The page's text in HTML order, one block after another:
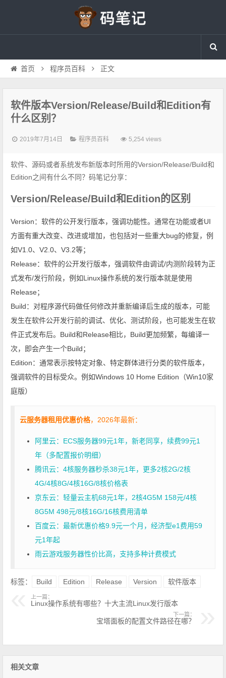
首页 程序员百科 正文
软件版本Version/Release/Build和Edition有
什么区别？
2019年7月14日 程序员百科 5,254 views
软件、源码或者系统发布新版本时所用的Version/Release/Build和
Edition之间有什么不同？码笔记分享：
Version/Release/Build和Edition的区别
Version：软件的公开发行版本，强调功能性。通常在功能或者UI
方面有重大改变、改进或增加，也包括对一些重大bug的修复，例
如V1.0、V2.0、V3.2等；
Release：软件的公开发行版本，强调软件由调试/内测阶段转为正
式发布/发行阶段，例如Linux操作系统的发行版本就是使用
Release；
Build：对程序源代码做任何修改并重新编译后生成的版本，可能
发生在软件公开发行前的调试、优化、测试阶段，也可能发生在软
件正式发布后。Build和Release相比，Build更加频繁，每编译一
次，即会产生一个Build；
Edition：通常表示按特定对象、特定群体进行分类的软件版本，
强调软件的目标受众。例如Windows 10 Home Edition（Win10家
庭版）
云服务器租用优惠价格，2026年最新：
阿里云：ECS服务器99元1年，新老同享，续费99元1
年（多配置报价明细）
腾讯云：4核服务器秒杀38元1年，更多2核2G/2核
4G/4核8G/4核16G/8核价格表
京东云：轻量云主机68元1年，2核4G5M 158元/4核
8G5M 498元/8核16G/16核费用清单
百度云：最新优惠价格9.9元一个月，经济型e1费用59
元1年起
雨云游戏服务器性价比高，支持多种计费模式
标签： Build Edition Release Version 软件版本
上一篇：
Linux操作系统有哪些？十大主流Linux发行版本
下一篇：
宝塔面板的配置文件路径在哪？
相关文章